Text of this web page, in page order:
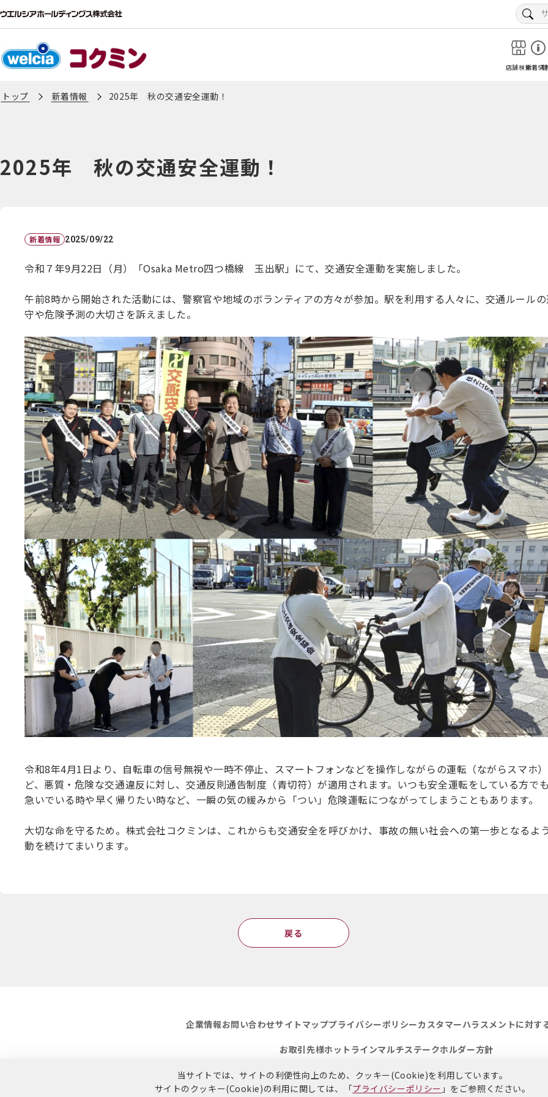
店舗検索新着情
当サイトでは、サイトの利便性向上のため、クッキー(Cookie)を利用しています。
サイトのクッキー(Cookie)の利用に関しては、「プライバシーポリシー 」をご参照ください。
トップ 新着情報 2025年 秋の交通安全運動！
2025年 秋の交通安全運動！
新着情報 2025/09/22
令和７年9月22日（月）「Osaka Metro四つ橋線 玉出駅」にて、交通安全運動を実施しました。
午前8時から開始された活動には、警察官や地域のボランティアの方々が参加。駅を利用する人々に、交通ルール
守や危険予測の大切さを訴えました。
令和8年4月1日より、自転車の信号無視や一時不停止、スマートフォンなどを操作しながらの運転（ながらスマホ
ど、悪質・危険な交通違反に対し、交通反則通告制度（青切符）が適用されます。いつも安全運転をしている方で
急いでいる時や早く帰りたい時など、一瞬の気の緩みから「つい」危険運転につながってしまうこともあります。
大切な命を守るため。株式会社コクミンは、これからも交通安全を呼びかけ、事故の無い社会への第一歩となるよ
動を続けてまいります。
戻る
企業情報お問い合わせサイトマッププライバシーポリシーカスタマーハラスメントに対す
お取引先様ホットラインマルチステークホルダー方針